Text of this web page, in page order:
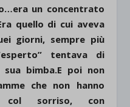
un concentrato
quello di cui aveva
giorni, sempre più
tentava di
bimba.E poi non
che non hanno
sorriso, con